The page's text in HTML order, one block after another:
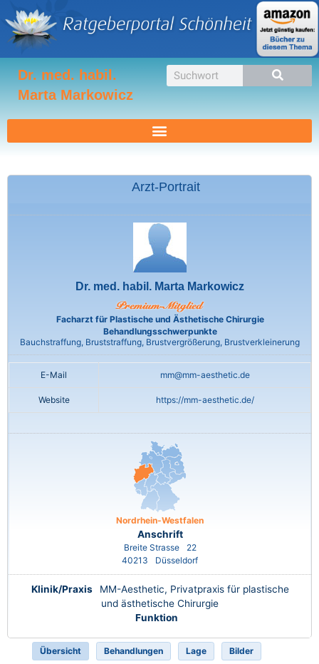
Inhalt
springen
Dr. med. habil.
Marta Markowicz
Suche
Arzt-Portrait
Dr. med. habil. Marta Markowicz
Facharzt für Plastische und Ästhetische Chirurgie
Behandlungsschwerpunkte
Bauchstraffung, Bruststraffung, Brustvergrößerung, Brustverkleinerung
E-Mail mm@mm-aesthetic.de
Website https://mm-aesthetic.de/
Nordrhein-Westfalen
Anschrift
Breite Strasse
22
40213
Düsseldorf
Klinik/Praxis
MM-Aesthetic, Privatpraxis für plastische
und ästhetische Chirurgie
Funktion
Übersicht Behandlungen Lage Bilder